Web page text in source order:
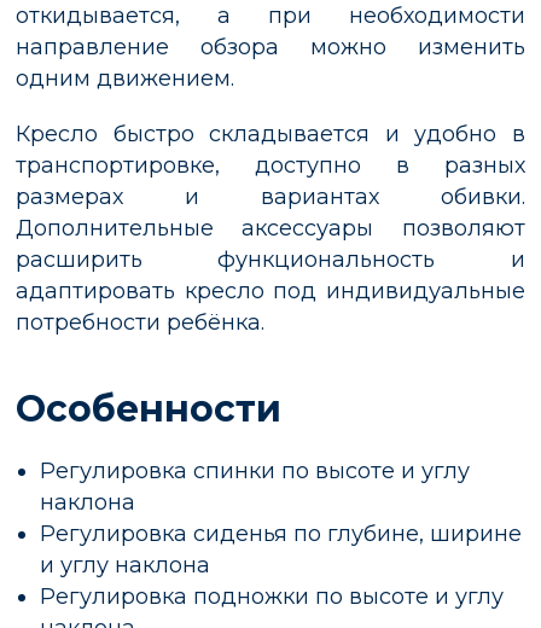
откидывается, а при необходимости
направление обзора можно изменить
одним движением.
Кресло быстро складывается и удобно в
транспортировке, доступно в разных
размерах и вариантах обивки.
Дополнительные аксессуары позволяют
расширить функциональность и
адаптировать кресло под индивидуальные
потребности ребёнка.
Особенности
Регулировка спинки по высоте и углу
наклона
Регулировка сиденья по глубине, ширине
и углу наклона
Регулировка подножки по высоте и углу